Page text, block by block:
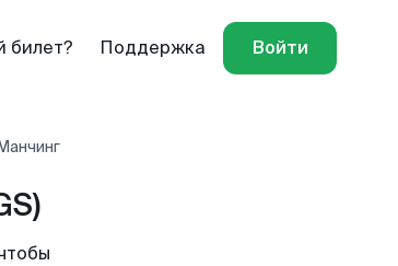
билет? Поддержка Войти